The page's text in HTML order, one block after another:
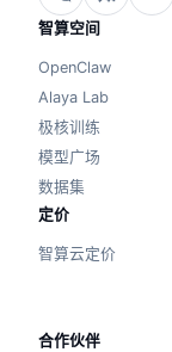
智算空间
OpenClaw
Alaya Lab
极核训练
模型广场
数据集
定价
智算云定价
合作伙伴